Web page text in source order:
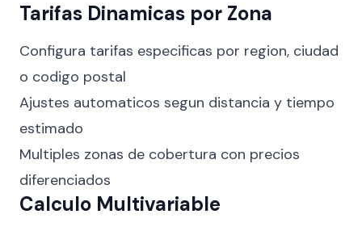
Tarifas Dinamicas por Zona
Configura tarifas especificas por region, ciudad
o codigo postal
Ajustes automaticos segun distancia y tiempo
estimado
Multiples zonas de cobertura con precios
diferenciados
Calculo Multivariable